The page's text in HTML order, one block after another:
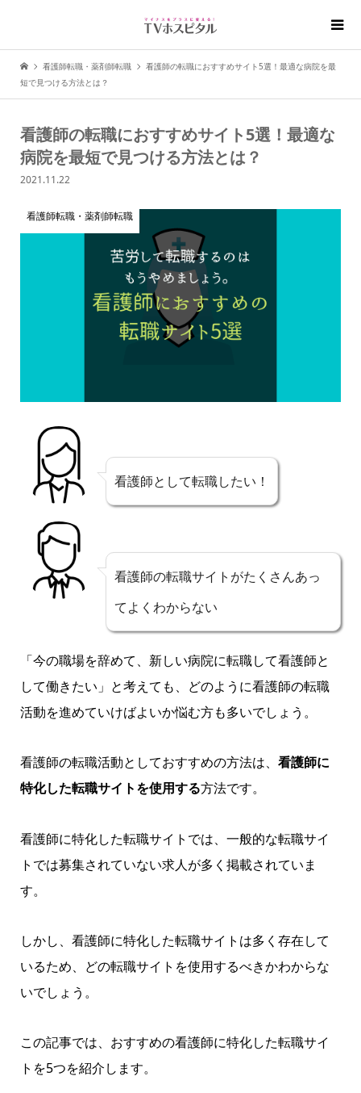
看護師転職・薬剤師転職
看護師の転職におすすめサイト5選！最適な病院を最
短で見つける方法とは？
看護師の転職におすすめサイト5選！最適な
病院を最短で見つける方法とは？
2021.11.22
看護師転職・薬剤師転職
看護師として転職したい！
看護師の転職サイトがたくさんあっ
てよくわからない
「今の職場を辞めて、新しい病院に転職して看護師と
して働きたい」と考えても、どのように看護師の転職
活動を進めていけばよいか悩む方も多いでしょう。
看護師の転職活動としておすすめの方法は、 看護師に
特化した転職サイトを使用する方法です。
看護師に特化した転職サイトでは、一般的な転職サイ
トでは募集されていない求人が多く掲載されていま
す。
しかし、看護師に特化した転職サイトは多く存在して
いるため、どの転職サイトを使用するべきかわからな
いでしょう。
この記事では、おすすめの看護師に特化した転職サイ
トを5つを紹介します。